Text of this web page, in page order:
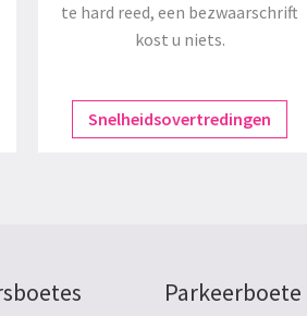
te hard reed, een bezwaarschrift
kost u niets.
Snelheidsovertredingen